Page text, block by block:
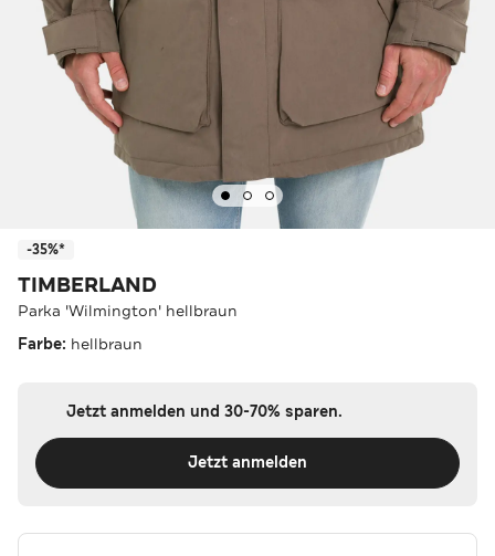
-35%*
TIMBERLAND
Parka 'Wilmington' hellbraun
Farbe: hellbraun
Jetzt anmelden und 30-70% sparen.
Jetzt anmelden